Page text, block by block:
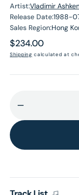
Artist:Vladimir
Release Date:1988-
Sales Region:Hong
Regular
price
$234.00
Shipping calculated at
quantity
RACHMANINOV:
No.